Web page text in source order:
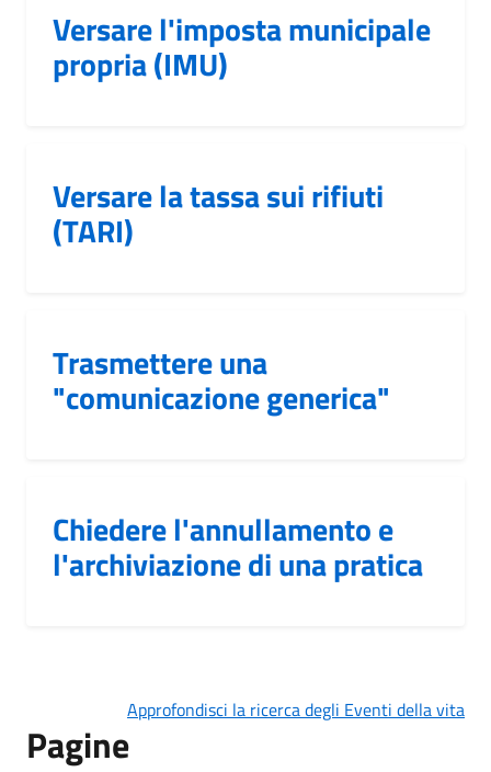
Versare l'imposta municipale
propria (IMU)
Versare la tassa sui rifiuti
(TARI)
Trasmettere una
"comunicazione generica"
Chiedere l'annullamento e
l'archiviazione di una pratica
Approfondisci la ricerca degli Eventi della vita
Pagine